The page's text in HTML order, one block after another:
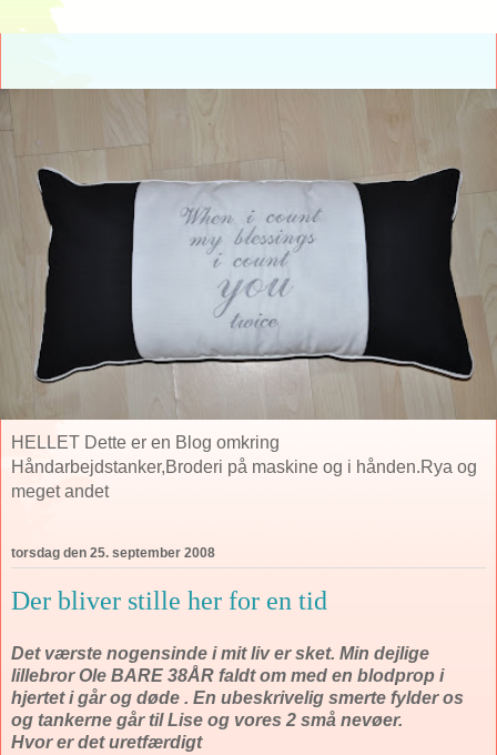
HELLET Dette er en Blog omkring
Håndarbejdstanker,Broderi på maskine og i hånden.Rya og
meget andet
torsdag den 25. september 2008
Der bliver stille her for en tid
Det værste nogensinde i mit liv er sket. Min dejlige
lillebror Ole BARE 38ÅR faldt om med en blodprop i
hjertet i går og døde . En ubeskrivelig smerte fylder os
og tankerne går til Lise og vores 2 små nevøer.
Hvor er det uretfærdigt